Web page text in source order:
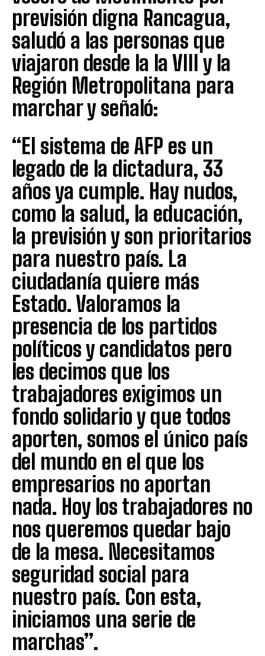
previsión digna Rancagua,
saludó a las personas que
viajaron desde la la VIII y la
Región Metropolitana para
marchar y señaló:
“El sistema de AFP es un
legado de la dictadura, 33
años ya cumple. Hay nudos,
como la salud, la educación,
la previsión y son prioritarios
para nuestro país. La
ciudadanía quiere más
Estado. Valoramos la
presencia de los partidos
políticos y candidatos pero
les decimos que los
trabajadores exigimos un
fondo solidario y que todos
aporten, somos el único país
del mundo en el que los
empresarios no aportan
nada. Hoy los trabajadores no
nos queremos quedar bajo
de la mesa. Necesitamos
seguridad social para
nuestro país. Con esta,
iniciamos una serie de
marchas”.